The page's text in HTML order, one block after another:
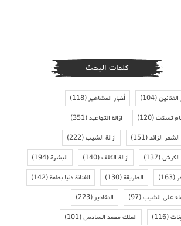
كلمات البحث
الفنانين(104) أخبار المشاهير(118)
تسكت(120) ازالة التجاعيد(351)
الشعر الزائد(151) ازالة الشيب(222)
الكرش(137) ازالة الكلف(140) البشرة(194)
(163) الطريقة(130) الفنانة دنيا بطمة(142)
على الشيب(97) المقادير(223)
(116) الملك محمد السادس(101)